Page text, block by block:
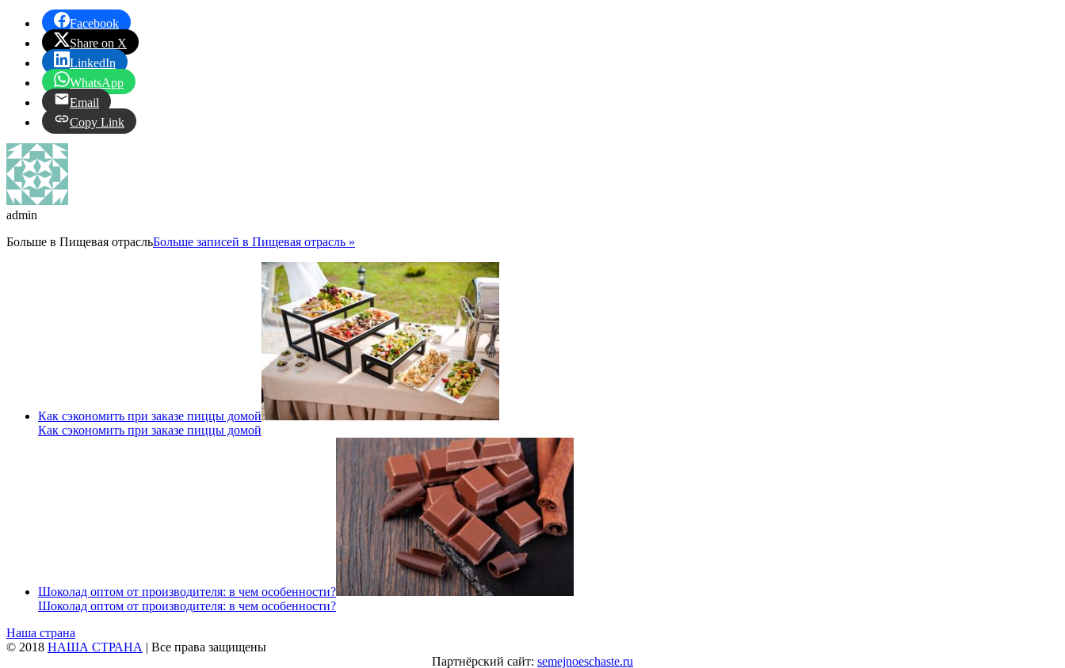
Facebook
Share on X
LinkedIn
WhatsApp
Email
Copy Link
admin
Больше в Пищевая отрасльБольше записей в Пищевая отрасль »
Как сэкономить при заказе пиццы домой
Как сэкономить при заказе пиццы домой
Шоколад оптом от производителя: в чем особенности?
Шоколад оптом от производителя: в чем особенности?
Наша страна
© 2018 НАША СТРАНА | Все права защищены
Партнёрский сайт: semejnoeschaste.ru